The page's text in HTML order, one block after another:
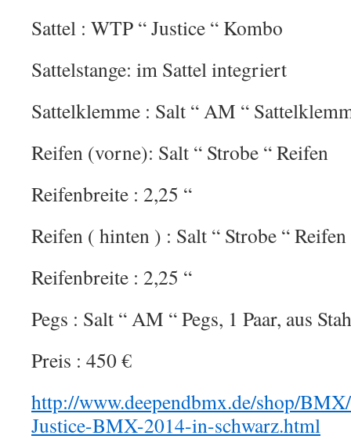
Sattel : WTP “ Justice “ Kombo
Sattelstange: im Sattel integriert
Sattelklemme : Salt “ AM “
Reifen (vorne): Salt “ Strobe “ Reifen
Reifenbreite : 2,25 “
Reifen ( hinten ) : Salt “ Strobe “ Reifen
Reifenbreite : 2,25 “
Pegs : Salt “ AM “ Pegs, 1 Paar, aus
Preis : 450 €
http://www.deependbmx.de/shop/
Justice-BMX-2014-in-schwarz.html